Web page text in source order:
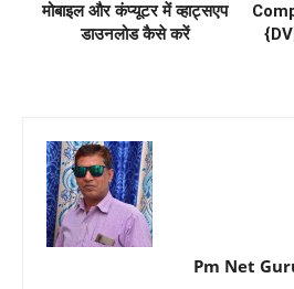
मोबाइल और कंप्यूटर में व्हाट्सएप
डाउनलोड कैसे करें
Pm Net